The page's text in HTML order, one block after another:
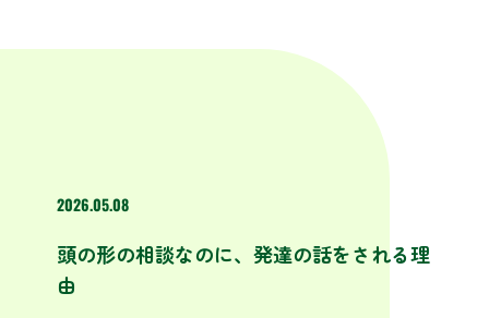
2026.05.08
頭の形の相談なのに、発達の話をされる理
由